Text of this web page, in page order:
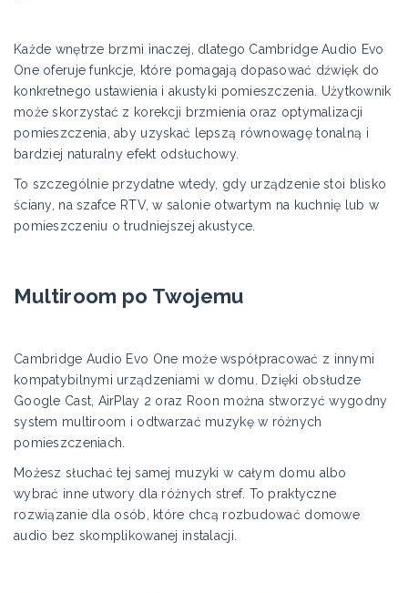
Każde wnętrze brzmi inaczej, dlatego Cambridge Audio Evo
One oferuje funkcje, które pomagają dopasować dźwięk do
konkretnego ustawienia i akustyki pomieszczenia. Użytkownik
może skorzystać z korekcji brzmienia oraz optymalizacji
pomieszczenia, aby uzyskać lepszą równowagę tonalną i
bardziej naturalny efekt odsłuchowy.
To szczególnie przydatne wtedy, gdy urządzenie stoi blisko
ściany, na szafce RTV, w salonie otwartym na kuchnię lub w
pomieszczeniu o trudniejszej akustyce.
Multiroom po Twojemu
Cambridge Audio Evo One może współpracować z innymi
kompatybilnymi urządzeniami w domu. Dzięki obsłudze
Google Cast, AirPlay 2 oraz Roon można stworzyć wygodny
system multiroom i odtwarzać muzykę w różnych
pomieszczeniach.
Możesz słuchać tej samej muzyki w całym domu albo
wybrać inne utwory dla różnych stref. To praktyczne
rozwiązanie dla osób, które chcą rozbudować domowe
audio bez skomplikowanej instalacji.